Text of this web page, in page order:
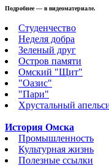
Подробнее — в видеоматериале.
Студенчество
Неделя добра
Зеленый друг
Остров памяти
Омский "Щит"
"Оазис"
"Пари"
Хрустальный
История Омска
Промышленность
Культурная жизнь
Полезные ссылки